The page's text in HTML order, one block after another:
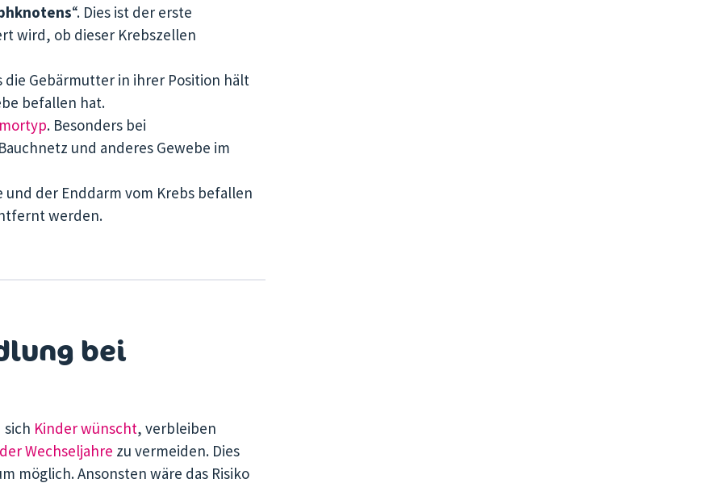
“. Dies ist der erste
wird, ob dieser Krebszellen
die Gebärmutter in ihrer Position hält
befallen hat.
. Besonders bei
und anderes Gewebe im
und der Enddarm vom Krebs befallen
werden.
bei
sich Kinder wünscht, verbleiben
Wechseljahre zu vermeiden. Dies
möglich. Ansonsten wäre das Risiko